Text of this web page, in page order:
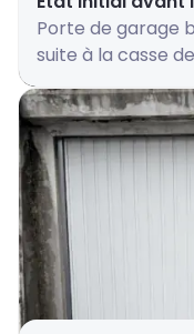
Porte de garage
suite à la casse
impossibilité
du mécanisme